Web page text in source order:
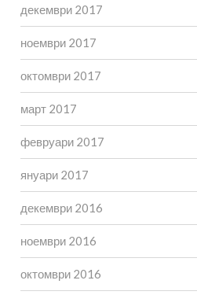
декември 2017
ноември 2017
октомври 2017
март 2017
февруари 2017
януари 2017
декември 2016
ноември 2016
октомври 2016